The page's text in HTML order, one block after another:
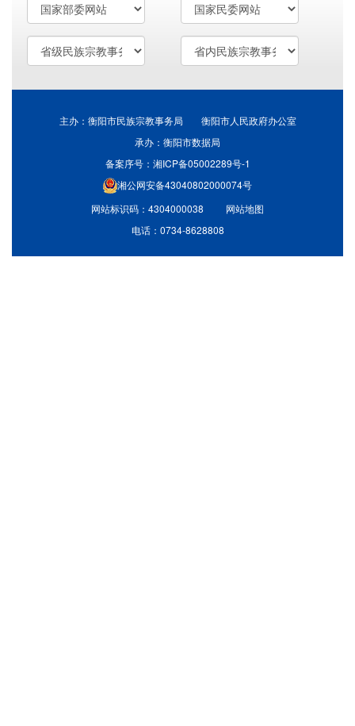
主办：衡阳市民族宗教事务局 衡阳市人民政府办公室
承办：衡阳市数据局
备案序号：湘ICP备05002289号-1
湘公网安备43040802000074号
网站标识码：4304000038
网站地图
电话：0734-8628808